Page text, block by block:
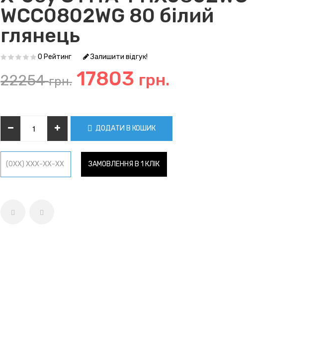
WCC0802WG 80 білий
глянець
0 Рейтинг Залишити відгук!
22254грн. 17803 грн.
ДОДАТИ В КОШИК
ЗАМОВЛЕННЯ В 1 КЛІК